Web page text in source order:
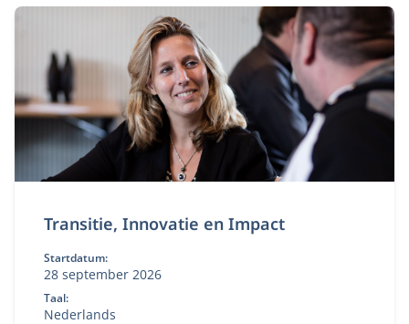
Transitie, Innovatie en Impact
Startdatum:
28 september 2026
Taal:
Nederlands